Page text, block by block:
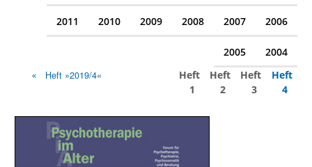
2011 2010 2009 2008 2007 2006
2005 2004
Heft »2019/4«
Heft
1
Heft
2
Heft
3
Heft
4